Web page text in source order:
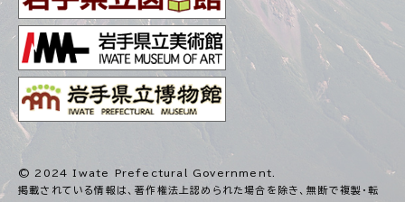
© 2024 Iwate Prefectural Government.
掲載されている情報は、著作権法上認められた場合を除き、無断で複製・転